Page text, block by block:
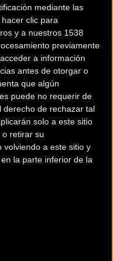
mediante las
clic para
y a nuestros 1538
previamente
a información
antes de otorgar o
que algún
puede no requerir de
derecho de rechazar tal
solo a este sitio
retirar su
volviendo a este sitio y
la parte inferior de la
un traslado cómodo,
Europe Costa
retos para
acogerá el 20 de
de MT